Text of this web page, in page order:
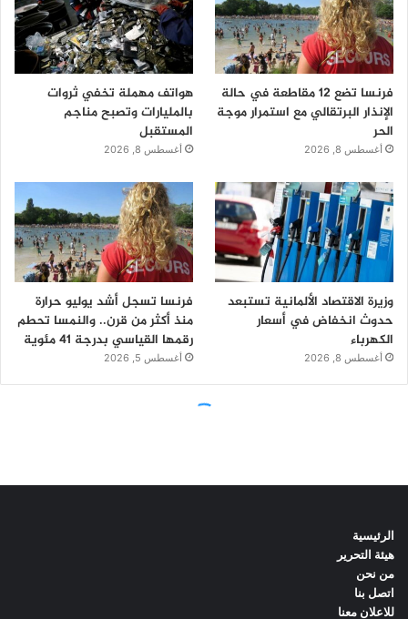
الرئيسية
هيئة التحرير
من نحن
اتصل بنا
للاعلان معنا